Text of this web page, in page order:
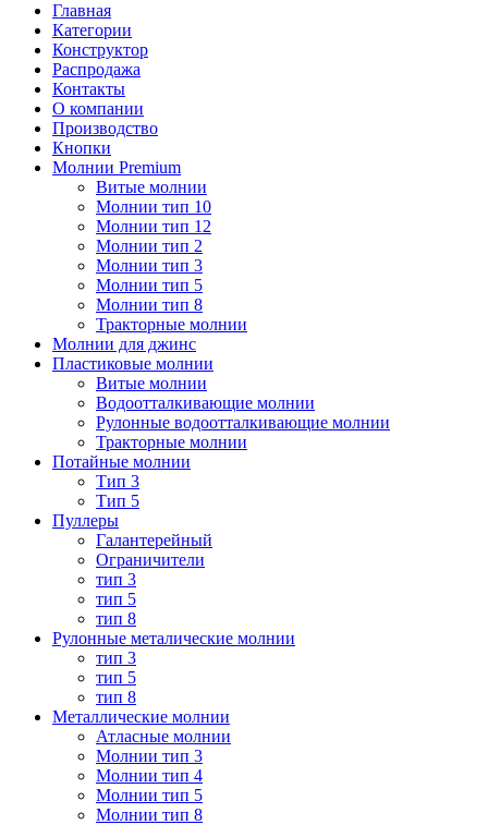
Главная
Категории
Конструктор
Распродажа
Контакты
О компании
Производство
Кнопки
Молнии Premium
Витые молнии
Молнии тип 10
Молнии тип 12
Молнии тип 2
Молнии тип 3
Молнии тип 5
Молнии тип 8
Тракторные молнии
Молнии для джинс
Пластиковые молнии
Витые молнии
Водоотталкивающие молнии
Рулонные водоотталкивающие молнии
Тракторные молнии
Потайные молнии
Тип 3
Тип 5
Пуллеры
Галантерейный
Ограничители
тип 3
тип 5
тип 8
Рулонные металические молнии
тип 3
тип 5
тип 8
Металлические молнии
Атласные молнии
Молнии тип 3
Молнии тип 4
Молнии тип 5
Молнии тип 8